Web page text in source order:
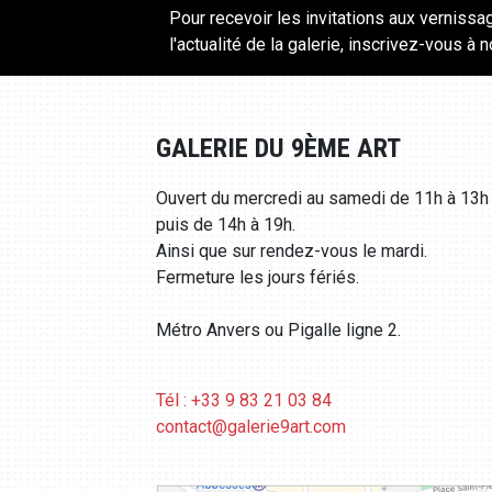
Pour recevoir les invitations aux
l'actualité de la galerie, inscrivez-vous à
GALERIE DU 9ÈME ART
Ouvert du mercredi au samedi de 11h à 13h
puis de 14h à 19h.
Ainsi que sur rendez-vous le mardi.
Fermeture les jours fériés.
Métro Anvers ou Pigalle ligne 2.
Tél : +33 9 83 21 03 84
contact@galerie9art.com